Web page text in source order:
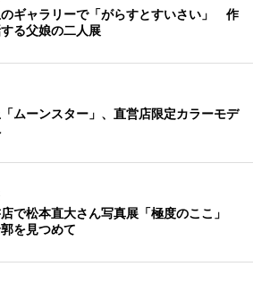
のギャラリーで「がらすとすいさい」 作
る父娘の二人展
ムーンスター」、直営店限定カラーモデ
で松本直大さん写真展「極度のここ」
を見つめて